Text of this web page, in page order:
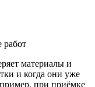
работ
материалы и
и когда они уже
при приёмке